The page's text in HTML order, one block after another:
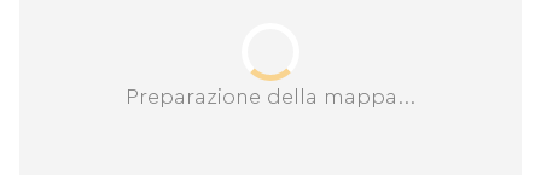
Preparazione della mappa...